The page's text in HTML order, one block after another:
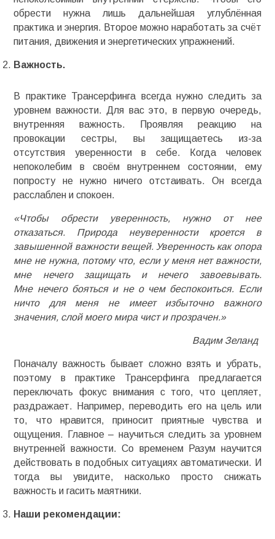
обрести нужна лишь дальнейшая углублённая
практика и энергия. Второе можно наработать за счёт
питания, движения и энергетических упражнений.
Важность.
В практике Трансерфинга всегда нужно следить за
уровнем важности. Для вас это, в первую очередь,
внутренняя важность. Проявляя реакцию на
провокации сестры, вы защищаетесь из-за
отсутствия уверенности в себе. Когда человек
непоколебим в своём внутреннем состоянии, ему
попросту не нужно ничего отстаивать. Он всегда
расслаблен и спокоен.
«Чтобы обрести уверенность, нужно от нее
отказаться. Природа неуверенности кроется в
завышенной важности вещей. Уверенность как опора
мне не нужна, потому что, если у меня нет важности,
мне нечего защищать и нечего завоевывать.
Мне нечего бояться и не о чем беспокоиться. Если
ничто для меня не имеет избыточно важного
значения, слой моего мира чист и прозрачен.»
Вадим Зеланд
Поначалу важность бывает сложно взять и убрать,
поэтому в практике Трансерфинга предлагается
переключать фокус внимания с того, что цепляет,
раздражает. Например, переводить его на цель или
то, что нравится, приносит приятные чувства и
ощущения. Главное – научиться следить за уровнем
внутренней важности. Со временем Разум научится
действовать в подобных ситуациях автоматически. И
тогда вы увидите, насколько просто снижать
важность и гасить маятники.
Наши рекомендации: